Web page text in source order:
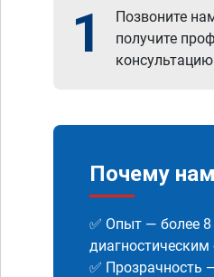
1 Позвоните
получите
Почему
✅ Опыт — более
✅ Прозрачность